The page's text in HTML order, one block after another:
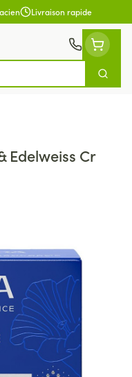
Livraison rapide
Edelweiss Cr